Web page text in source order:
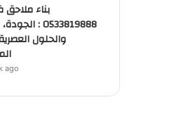
بناء
0533819888 :
والحلول
ago